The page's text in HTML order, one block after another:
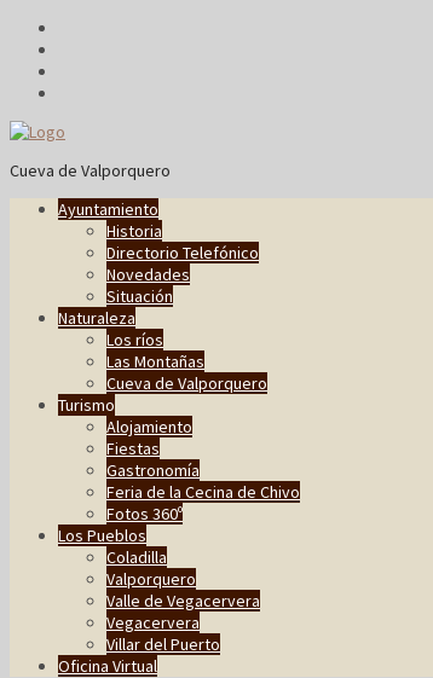
Cueva de Valporquero
Ayuntamiento
Historia
Directorio Telefónico
Novedades
Situación
Naturaleza
Los ríos
Las Montañas
Cueva de Valporquero
Turismo
Alojamiento
Fiestas
Gastronomía
Feria de la Cecina de Chivo
Fotos 360º
Los Pueblos
Coladilla
Valporquero
Valle de Vegacervera
Vegacervera
Villar del Puerto
Oficina Virtual